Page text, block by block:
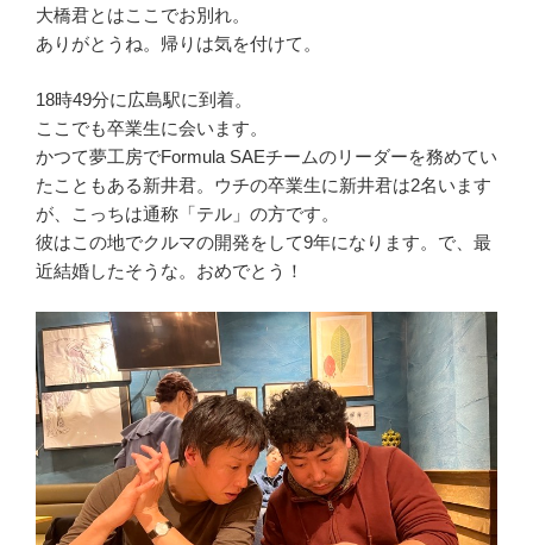
大橋君とはここでお別れ。
ありがとうね。帰りは気を付けて。
18時49分に広島駅に到着。
ここでも卒業生に会います。
かつて夢工房でFormula SAEチームのリーダーを務めてい
たこともある新井君。ウチの卒業生に新井君は2名います
が、こっちは通称「テル」の方です。
彼はこの地でクルマの開発をして9年になります。で、最
近結婚したそうな。おめでとう！